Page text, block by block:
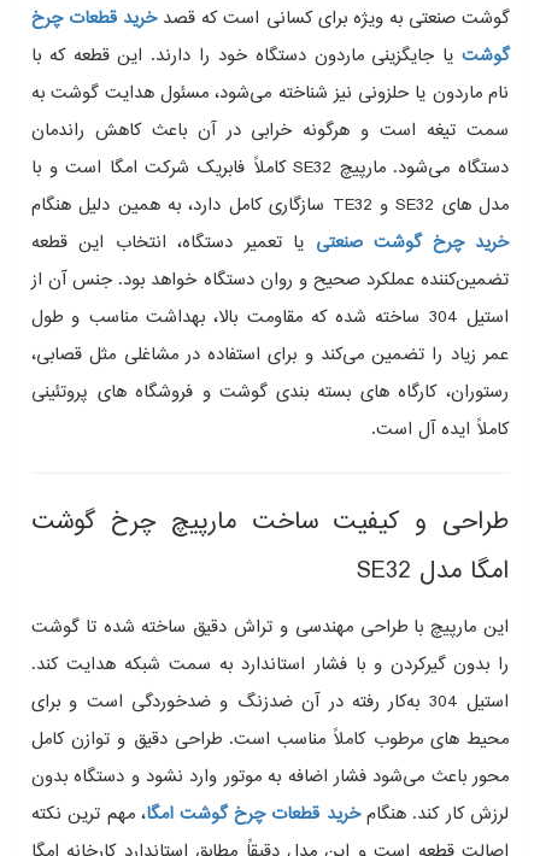
گوشت صنعتی به‌ ویژه برای کسانی است که قصدخرید قطعات چرخ
گوشت یا جایگزینی ماردون دستگاه خود را دارند. این قطعه که با
نام ماردون یا حلزونی نیز شناخته می‌شود، مسئول هدایت گوشت به
سمت تیغه است و هرگونه خرابی در آن باعث کاهش راندمان
دستگاه می‌شود. مارپیچ SE32 کاملاً فابریک شرکت امگا است و با
مدل‌ های SE32 و TE32 سازگاری کامل دارد، به همین دلیل هنگام
خرید چرخ گوشت صنعتی یا تعمیر دستگاه، انتخاب این قطعه
تضمین‌کننده عملکرد صحیح و روان دستگاه خواهد بود. جنس آن از
استیل 304 ساخته شده که مقاومت بالا، بهداشت مناسب و طول
عمر زیاد را تضمین می‌کند و برای استفاده در مشاغلی مثل قصابی،
رستوران‌، کارگاه‌ های بسته‌ بندی گوشت و فروشگاه‌ های پروتئینی
کاملاً ایده‌ آل است.
طراحی و کیفیت ساخت مارپیچ چرخ گوشت
امگا مدل SE32
این مارپیچ با طراحی مهندسی و تراش دقیق ساخته شده تا گوشت
را بدون گیرکردن و با فشار استاندارد به سمت شبکه هدایت کند.
استیل 304 به‌کار رفته در آن ضدزنگ و ضدخوردگی است و برای
محیط‌ های مرطوب کاملاً مناسب است. طراحی دقیق و توازن کامل
محور باعث می‌شود فشار اضافه به موتور وارد نشود و دستگاه بدون
لرزش کار کند. هنگامخرید قطعات چرخ گوشت امگا، مهم‌ ترین نکته